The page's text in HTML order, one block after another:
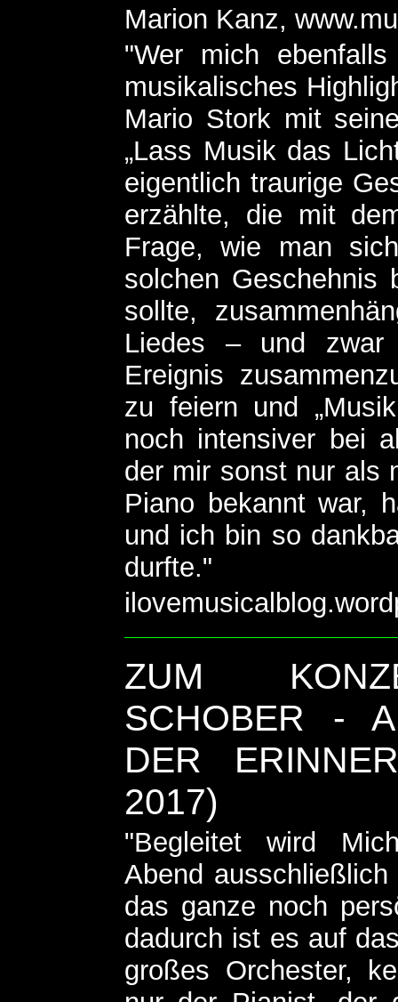
Marion Kanz,
"Wer mich
musikalisches
Mario Stork mit
„Lass Musik das
eigentlich traurige
erzählte, die mit
Frage, wie man
solchen Geschehnis
sollte,
Liedes – und zwar
Ereignis
zu feiern und
noch intensiver bei
der mir sonst nur als
Piano bekannt war,
und ich bin so
durfte."
ZUM
SCHOBER -
ER
017)
"Begleitet wird
Abend
das ganze noch
dadurch ist es auf
großes Orchester,